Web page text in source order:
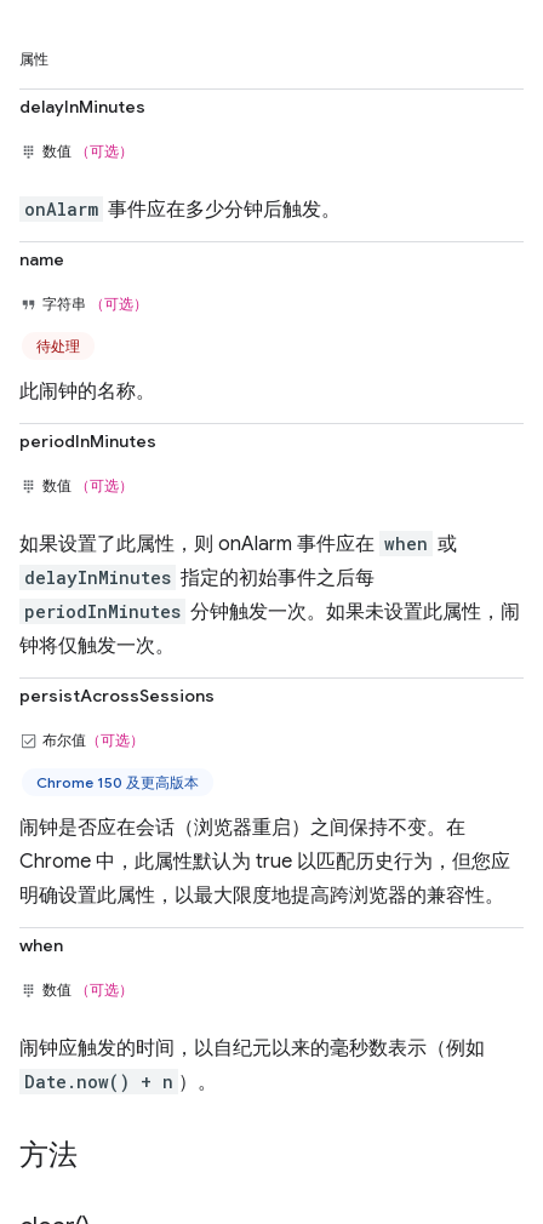
属性
delayInMinutes
数值 （可选）
onAlarm 事件应在多少分钟后触发。
name
字符串 （可选）
待处理
此闹钟的名称。
periodInMinutes
数值 （可选）
如果设置了此属性，则 onAlarm 事件应在 when 或
delayInMinutes 指定的初始事件之后每
periodInMinutes 分钟触发一次。如果未设置此属性，闹
钟将仅触发一次。
persistAcrossSessions
布尔值 （可选）
Chrome 150 及更高版本
闹钟是否应在会话（浏览器重启）之间保持不变。在
Chrome 中，此属性默认为 true 以匹配历史行为，但您应
明确设置此属性，以最大限度地提高跨浏览器的兼容性。
when
数值 （可选）
闹钟应触发的时间，以自纪元以来的毫秒数表示（例如
Date.now() + n ）。
方法